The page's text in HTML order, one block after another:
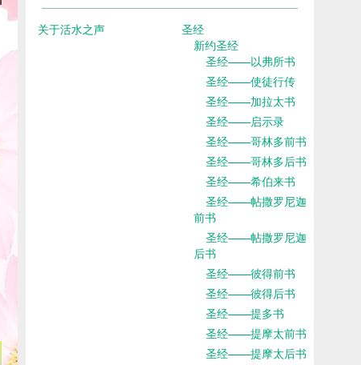
关于活水之声
圣经
新约圣经
圣经——以弗所书
圣经——使徒行传
圣经——加拉太书
圣经——启示录
圣经——哥林多前书
圣经——哥林多后书
圣经——希伯来书
圣经——帖撒罗尼迦
前书
圣经——帖撒罗尼迦
后书
圣经——彼得前书
圣经——彼得后书
圣经——提多书
圣经——提摩太前书
圣经——提摩太后书